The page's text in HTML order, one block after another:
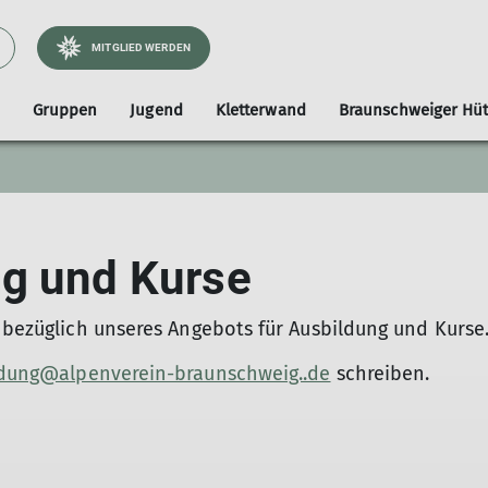
MITGLIED WERDEN
Mitgliedschaft
Ehrenamtlich mitgestalten
Kooperationsangebote
Satzung
Geschäftsstelle
Tourenprogramm Veranstaltungen
Gruppen
Familiengruppe Skigruppe
Jugend
Leistungssport
Kletterwand
Routen der Kletterwand
Braunschweiger
Wissenswertes zum
und Kurse
unseres Angebots für Ausbildung und Kurse.
braunschweig..de schreiben.